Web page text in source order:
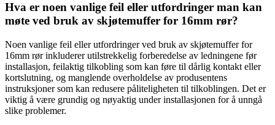
Hva er noen vanlige feil eller utfordringer man kan
møte ved bruk av skjøtemuffer for 16mm rør?
Noen vanlige feil eller utfordringer ved bruk av skjøtemuffer for
16mm rør inkluderer utilstrekkelig forberedelse av ledningene før
installasjon, feilaktig tilkobling som kan føre til dårlig kontakt eller
kortslutning, og manglende overholdelse av produsentens
instruksjoner som kan redusere påliteligheten til tilkoblingen. Det er
viktig å være grundig og nøyaktig under installasjonen for å unngå
slike problemer.